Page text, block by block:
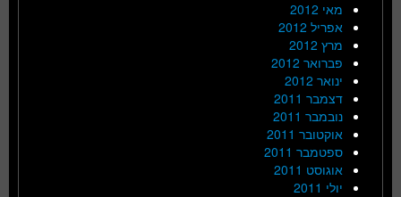
מאי 2012
אפריל 2012
מרץ 2012
פברואר 2012
ינואר 2012
דצמבר 2011
נובמבר 2011
אוקטובר 2011
ספטמבר 2011
אוגוסט 2011
יולי 2011